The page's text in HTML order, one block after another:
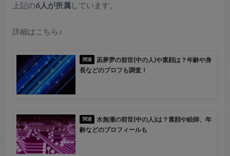
上記の6人が所属しています。
詳細はこちら♪
凪夢夛の前世(中の人)や素顔は？年齢や身
長などのプロフも調査！
水無瀬の前世(中の人)は？素顔や絵師、年
齢などのプロフィールも